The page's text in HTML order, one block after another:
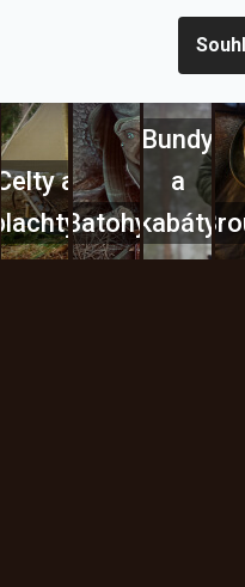
Celty a
plachtyBatohy
Bundy
a
kabáty